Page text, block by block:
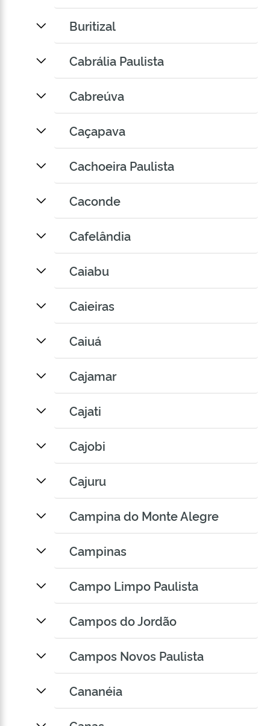
Buritizal
Cabrália Paulista
Cabreúva
Caçapava
Cachoeira Paulista
Caconde
Cafelândia
Caiabu
Caieiras
Caiuá
Cajamar
Cajati
Cajobi
Cajuru
Campina do Monte Alegre
Campinas
Campo Limpo Paulista
Campos do Jordão
Campos Novos Paulista
Cananéia